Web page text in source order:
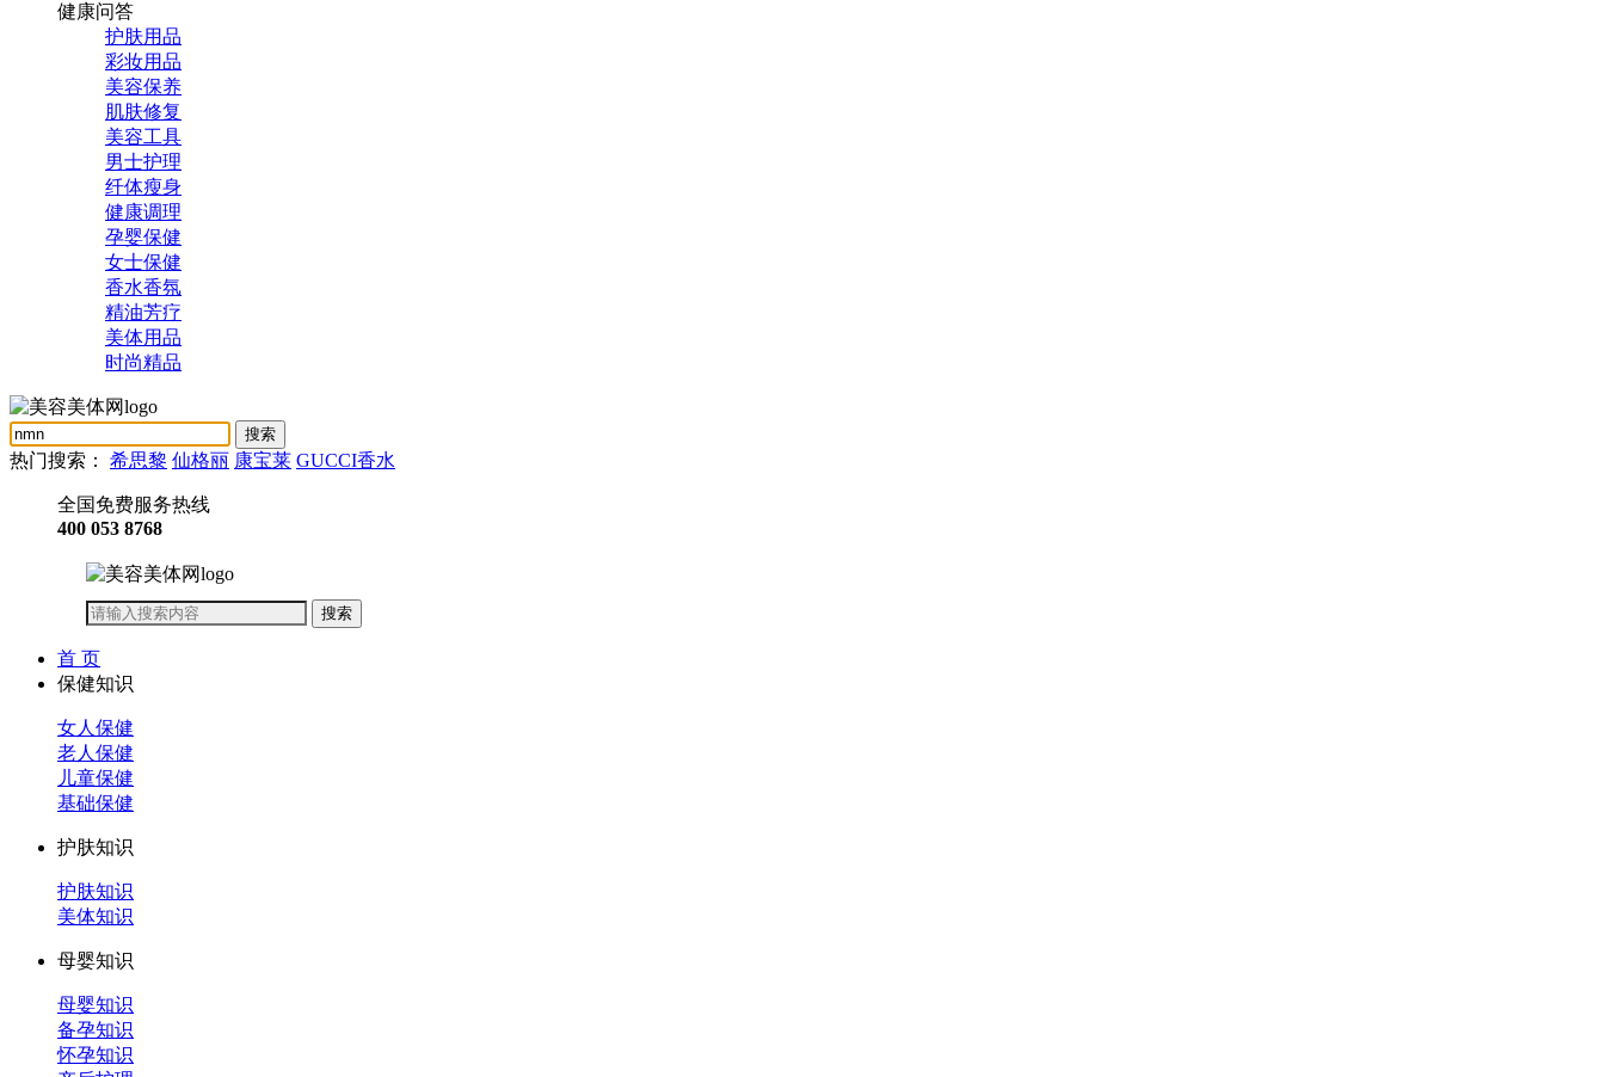
健康问答
护肤用品
彩妆用品
美容保养
肌肤修复
美容工具
男士护理
纤体瘦身
健康调理
孕婴保健
女士保健
香水香氛
精油芳疗
美体用品
时尚精品
热门搜索： 希思黎 仙格丽 康宝莱 GUCCI香水
全国免费服务热线
400 053 8768
首 页
保健知识
女人保健
老人保健
儿童保健
基础保健
护肤知识
护肤知识
美体知识
母婴知识
母婴知识
备孕知识
怀孕知识